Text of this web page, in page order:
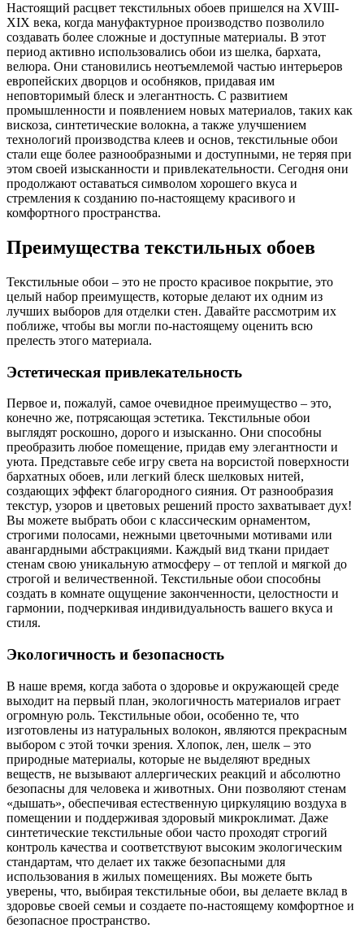
Настоящий расцвет текстильных обоев пришелся на XVIII-
XIX века, когда мануфактурное производство позволило
создавать более сложные и доступные материалы. В этот
период активно использовались обои из шелка, бархата,
велюра. Они становились неотъемлемой частью интерьеров
европейских дворцов и особняков, придавая им
неповторимый блеск и элегантность. С развитием
промышленности и появлением новых материалов, таких как
вискоза, синтетические волокна, а также улучшением
технологий производства клеев и основ, текстильные обои
стали еще более разнообразными и доступными, не теряя при
этом своей изысканности и привлекательности. Сегодня они
продолжают оставаться символом хорошего вкуса и
стремления к созданию по-настоящему красивого и
комфортного пространства.
Преимущества текстильных обоев
Текстильные обои – это не просто красивое покрытие, это
целый набор преимуществ, которые делают их одним из
лучших выборов для отделки стен. Давайте рассмотрим их
поближе, чтобы вы могли по-настоящему оценить всю
прелесть этого материала.
Эстетическая привлекательность
Первое и, пожалуй, самое очевидное преимущество – это,
конечно же, потрясающая эстетика. Текстильные обои
выглядят роскошно, дорого и изысканно. Они способны
преобразить любое помещение, придав ему элегантности и
уюта. Представьте себе игру света на ворсистой поверхности
бархатных обоев, или легкий блеск шелковых нитей,
создающих эффект благородного сияния. От разнообразия
текстур, узоров и цветовых решений просто захватывает дух!
Вы можете выбрать обои с классическим орнаментом,
строгими полосами, нежными цветочными мотивами или
авангардными абстракциями. Каждый вид ткани придает
стенам свою уникальную атмосферу – от теплой и мягкой до
строгой и величественной. Текстильные обои способны
создать в комнате ощущение законченности, целостности и
гармонии, подчеркивая индивидуальность вашего вкуса и
стиля.
Экологичность и безопасность
В наше время, когда забота о здоровье и окружающей среде
выходит на первый план, экологичность материалов играет
огромную роль. Текстильные обои, особенно те, что
изготовлены из натуральных волокон, являются прекрасным
выбором с этой точки зрения. Хлопок, лен, шелк – это
природные материалы, которые не выделяют вредных
веществ, не вызывают аллергических реакций и абсолютно
безопасны для человека и животных. Они позволяют стенам
«дышать», обеспечивая естественную циркуляцию воздуха в
помещении и поддерживая здоровый микроклимат. Даже
синтетические текстильные обои часто проходят строгий
контроль качества и соответствуют высоким экологическим
стандартам, что делает их также безопасными для
использования в жилых помещениях. Вы можете быть
уверены, что, выбирая текстильные обои, вы делаете вклад в
здоровье своей семьи и создаете по-настоящему комфортное и
безопасное пространство.